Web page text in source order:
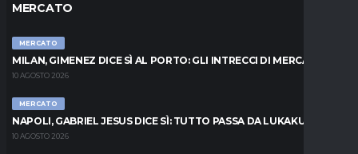
MERCATO
MERCATO
MILAN, GIMENEZ DICE SÌ AL PORTO: GLI INTRECCI DI MERCATO
10 AGOSTO 2026
MERCATO
NAPOLI, GABRIEL JESUS DICE SÌ: TUTTO PASSA DA LUKAKU
10 AGOSTO 2026